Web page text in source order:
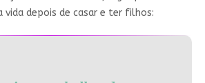
vida depois de casar e ter filhos: